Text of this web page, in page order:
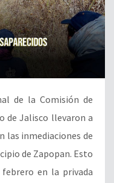
de la Comisión de
de Jalisco llevaron a
las inmediaciones de
de Zapopan. Esto
en la privada